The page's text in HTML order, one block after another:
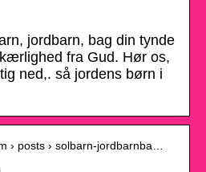
jordbarn, bag din tynde
fra Gud. Hør os,
ned,. så jordens børn i
› posts › solbarn-jordbarnba…